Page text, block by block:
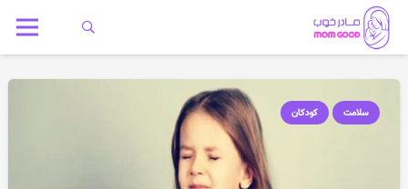
سلامت کودکان